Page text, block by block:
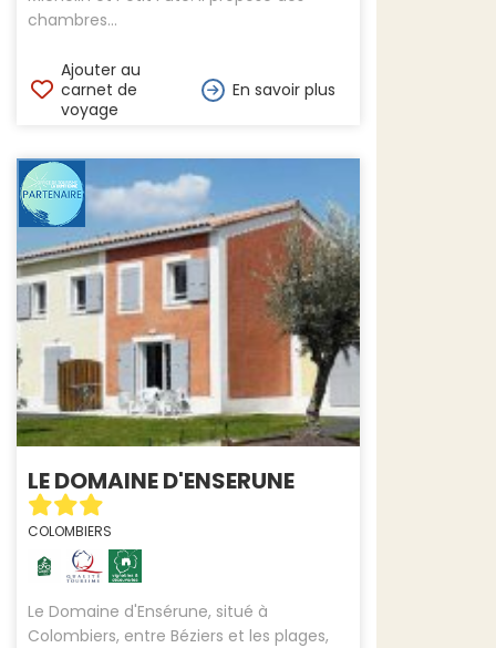
chambres...
Ajouter au
carnet de
voyage
En savoir plus
LE DOMAINE D'ENSERUNE
COLOMBIERS
Le Domaine d'Ensérune, situé à
Colombiers, entre Béziers et les plages,